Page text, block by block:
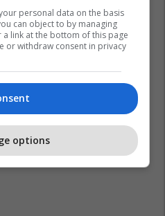
personal data on the basis
can object to by managing
link at the bottom of this page
or withdraw consent in privacy
options